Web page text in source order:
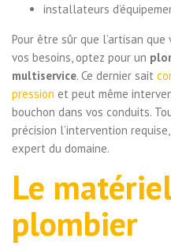
installateurs
Pour être sûr que l’artisan
vos besoins, optez pour un
multiservice. Ce dernier sait
pression et peut même
bouchon dans vos conduits.
précision l’intervention
expert du domaine.
Le
plombier